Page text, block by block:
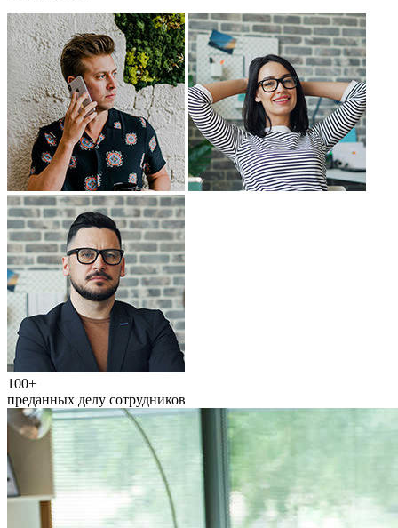
100+
преданных делу сотрудников